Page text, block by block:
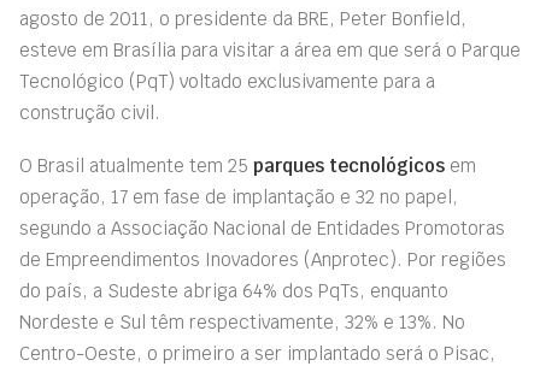
agosto de 2011, o presidente da BRE, Peter Bonfield,
esteve em Brasília para visitar a área em que será o Parque
Tecnológico (PqT) voltado exclusivamente para a
construção civil.
O Brasil atualmente tem 25 parques tecnológicos em
operação, 17 em fase de implantação e 32 no papel,
segundo a Associação Nacional de Entidades Promotoras
de Empreendimentos Inovadores (Anprotec). Por regiões
do país, a Sudeste abriga 64% dos PqTs, enquanto
Nordeste e Sul têm respectivamente, 32% e 13%. No
Centro-Oeste, o primeiro a ser implantado será o Pisac,